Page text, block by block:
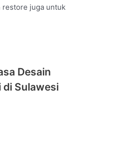
restore juga untuk
Desain
di Sulawesi